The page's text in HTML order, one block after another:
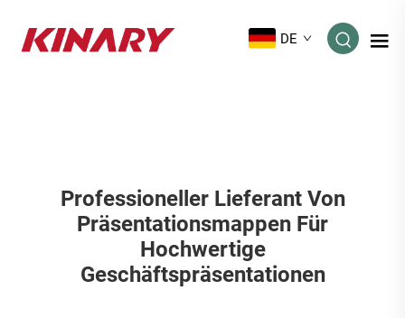
DE
Professioneller Lieferant Von
Präsentationsmappen Für
Hochwertige
Geschäftspräsentationen